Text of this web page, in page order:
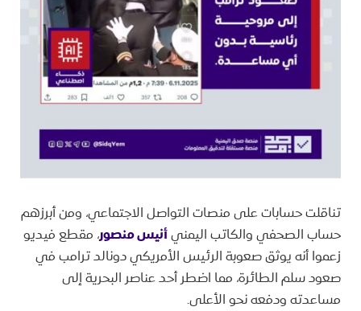
تناقلت حسابات على منصات التواصل الاجتماعي، ومن أبرزهم
حساب الصحفي والكاتب اليمنيأنيس منصور، مقطع فيديو
زعموا أنه يوثق صعوبة الرئيس الأمريكي دونالد ترامب في
صعود سلم الطائرة، مما اضطر أحد عناصر البحرية إلى
مساعدته ودفعه نحو الأعلى.